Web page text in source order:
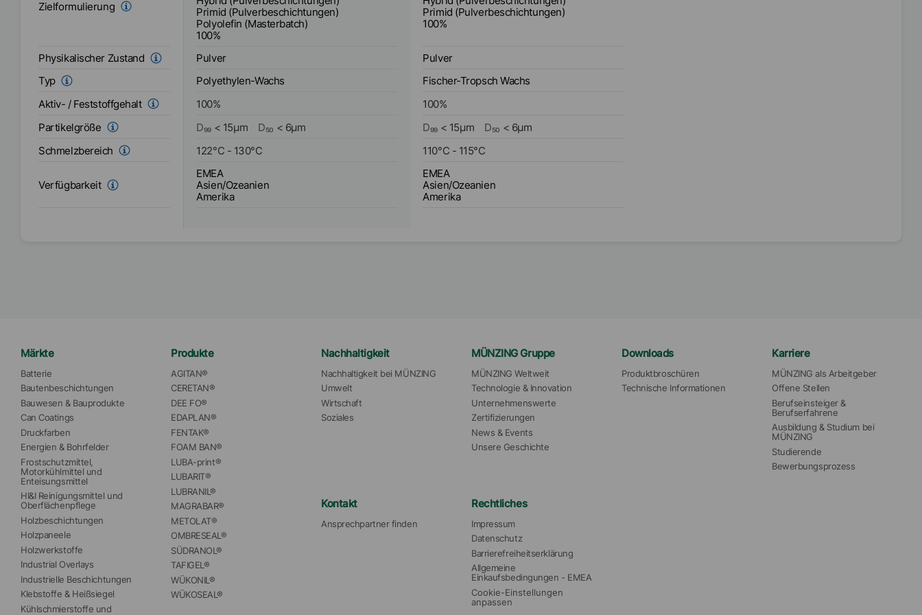
Zielformulierung
Physikalischer Zustand
Typ
Aktiv- / Feststoffgehalt
Partikelgröße
Schmelzbereich
Verfügbarkeit
Primid (Pulverbeschichtungen)
Polyolefin (Masterbatch)
100%
Pulver
Polyethylen-Wachs
100%
D₉₉ < 15µm D₅₀ < 6µm
122°C - 130°C
EMEA
Asien/Ozeanien
Amerika
Primid (Pulverbeschichtungen)
100%
Pulver
Fischer-Tropsch Wachs
100%
D₉₉ < 15µm D₅₀ < 6µm
110°C - 115°C
EMEA
Asien/Ozeanien
Amerika
Märkte
Batterie
Bautenbeschichtungen
Bauwesen & Bauprodukte
Can Coatings
Druckfarben
Energien & Bohrfelder
Frostschutzmittel,
Motorkühlmittel und
Enteisungsmittel
HI&I Reinigungsmittel und
Oberflächenpflege
Holzbeschichtungen
Holzpaneele
Holzwerkstoffe
Industrial Overlays
Industrielle Beschichtungen
Klebstoffe & Heißsiegel
Kühlschmierstoffe und
Produkte
AGITAN®
CERETAN®
DEE FO®
EDAPLAN®
FENTAK®
FOAM BAN®
LUBA-print®
LUBARIT®
LUBRANIL®
MAGRABAR®
METOLAT®
OMBRESEAL®
SÜDRANOL®
TAFIGEL®
WÜKONIL®
WÜKOSEAL®
Nachhaltigkeit
Nachhaltigkeit bei MÜNZING
Umwelt
Wirtschaft
Soziales
MÜNZING Gruppe
MÜNZING Weltweit
Technologie & Innovation
Unternehmenswerte
Zertifizierungen
News & Events
Unsere Geschichte
Downloads
Produktbroschüren
Technische Informationen
Karriere
MÜNZING als Arbeitgeber
Offene Stellen
Berufseinsteiger &
Berufserfahrene
Ausbildung & Studium bei
MÜNZING
Studierende
Bewerbungsprozess
Kontakt
Ansprechpartner finden
Rechtliches
Impressum
Datenschutz
Barrierefreiheitserklärung
Allgemeine
Einkaufsbedingungen - EMEA
Cookie-Einstellungen
anpassen